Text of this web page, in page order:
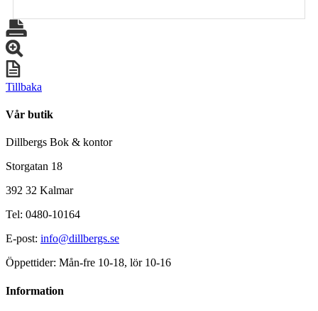
Tillbaka
Vår butik
Dillbergs Bok & kontor
Storgatan 18
392 32 Kalmar
Tel: 0480-10164
E-post: info@dillbergs.se
Öppettider: Mån-fre 10-18, lör 10-16
Information